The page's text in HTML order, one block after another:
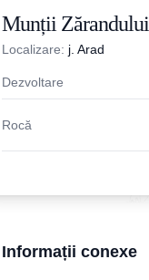
Munții Zărandului
Localizare: j. Arad
Dezvoltare
Rocă
Informații conexe